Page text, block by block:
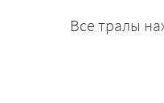
Все тралы